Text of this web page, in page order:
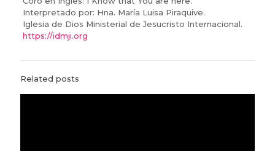
Interpretado por: Hna. María Luisa Piraquive.
Iglesia de Dios Ministerial de Jesucristo Internacional.
https://idmji.org
Related posts